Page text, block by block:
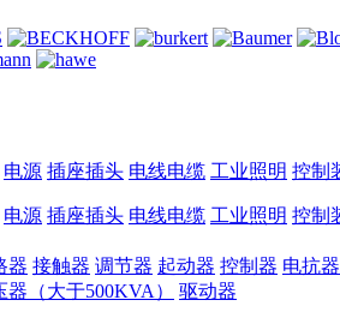
电源 插座插头 电线电缆 工业照明 控制
电源 插座插头 电线电缆 工业照明 控制
器 接触器 调节器 起动器 控制器 电抗器
器（大于500KVA）
驱动器